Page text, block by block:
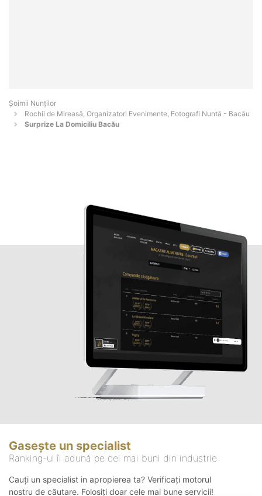
Șoimii Nunților
Rochii de Mireasă, Organizatori Evenimente, Fotografi Nuntă - Bacău
Surprize La Domiciliu Bacău
Gasește un specialist
Ranking-ul îi adună pe cei mai buni din industrie
Cauți un specialist in apropierea ta? Verificați motorul
nostru de căutare. Folosiți doar cele mai bune servicii!